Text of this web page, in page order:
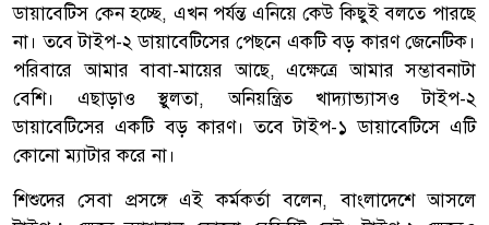
ডায়াবেটিস কেন হচ্ছে, এখন পর্যন্ত এনিয়ে কেউ কিছুই বলতে পারছে
না। তবে টাইপ-২ ডায়াবেটিসের পেছনে একটি বড় কারণ জেনেটিক।
পরিবারে আমার বাবা-মায়ের আছে, এক্ষেত্রে আমার সম্ভাবনাটা
বেশি। এছাড়াও স্থুলতা, অনিয়ন্ত্রিত খাদ্যাভ্যাসও টাইপ-২
ডায়াবেটিসের একটি বড় কারণ। তবে টাইপ-১ ডায়াবেটিসে এটি
কোনো ম্যাটার করে না।
শিশুদের সেবা প্রসঙ্গে এই কর্মকর্তা বলেন, বাংলাদেশে আসলে